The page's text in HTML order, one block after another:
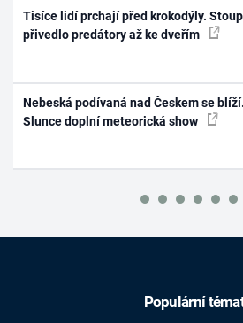
Tisíce lidí prchají před krokodýly.
přivedlo predátory až ke dveřím
Nebeská podívaná nad Českem se
Slunce doplní meteorická show
Populární